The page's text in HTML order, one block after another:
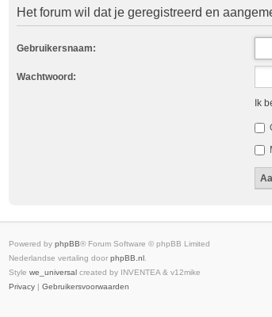
Het forum wil dat je geregistreerd en
Gebruikersnaam:
Wachtwoord:
Ik
Powered by phpBB® Forum Software © phpBB Limited
Nederlandse vertaling door phpBB.nl
Style we_universal created by INVENTEA & v12mike
Privacy | Gebruikersvoorwaarden